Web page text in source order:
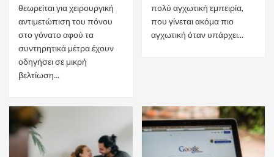
θεωρείται για χειρουργική
αντιμετώπιση του πόνου
στο γόνατο αφού τα
συντηρητικά μέτρα έχουν
οδηγήσει σε μικρή
βελτίωση...
πολύ αγχωτική εμπειρία,
που γίνεται ακόμα πιο
αγχωτική όταν υπάρχει...